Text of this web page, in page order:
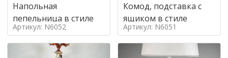
Напольная
пепельница в стиле
Артикул: N6052
Комод, подставка с
ящиком в стиле
Артикул: N6051